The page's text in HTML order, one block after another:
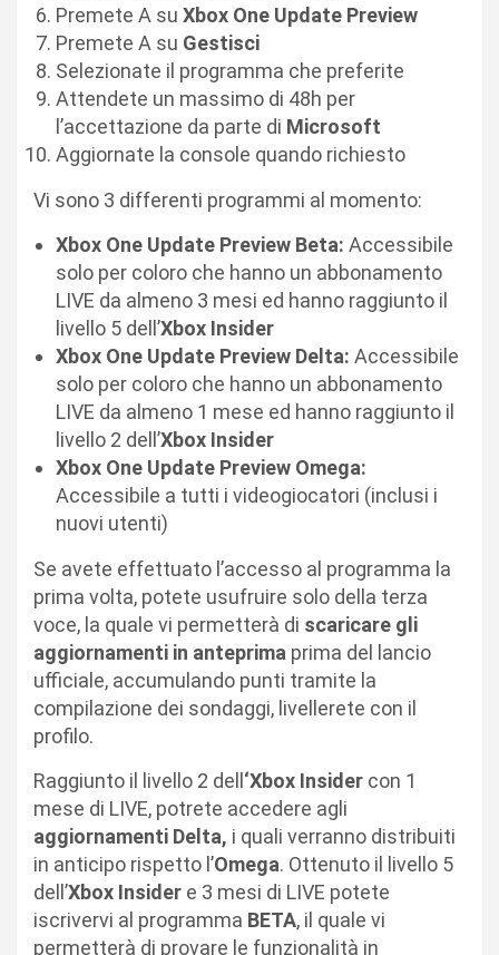
Premete A su Xbox One Update Preview
Premete A su Gestisci
Selezionate il programma che preferite
Attendete un massimo di 48h per
l’accettazione da parte di Microsoft
Aggiornate la console quando richiesto
Vi sono 3 differenti programmi al momento:
Xbox One Update Preview Beta: Accessibile
solo per coloro che hanno un abbonamento
LIVE da almeno 3 mesi ed hanno raggiunto il
livello 5 dell’Xbox Insider
Xbox One Update Preview Delta: Accessibile
solo per coloro che hanno un abbonamento
LIVE da almeno 1 mese ed hanno raggiunto il
livello 2 dell’Xbox Insider
Xbox One Update Preview Omega:
Accessibile a tutti i videogiocatori (inclusi i
nuovi utenti)
Se avete effettuato l’accesso al programma la
prima volta, potete usufruire solo della terza
voce, la quale vi permetterà di scaricare gli
aggiornamenti in anteprima prima del lancio
ufficiale, accumulando punti tramite la
compilazione dei sondaggi, livellerete con il
profilo.
Raggiunto il livello 2 dell‘Xbox Insider con 1
mese di LIVE, potrete accedere agli
aggiornamenti Delta, i quali verranno distribuiti
in anticipo rispetto l’Omega. Ottenuto il livello 5
dell’Xbox Insider e 3 mesi di LIVE potete
iscrivervi al programma BETA, il quale vi
permetterà di provare le funzionalità in